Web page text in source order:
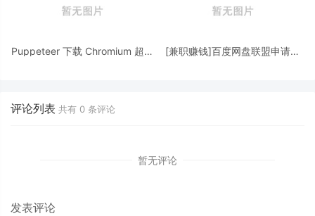
Puppeteer 下载 Chromium 超时
[兼职赚钱]百度网盘联盟申请盘
评论列表 共有 0 条评论
暂无评论
发表评论